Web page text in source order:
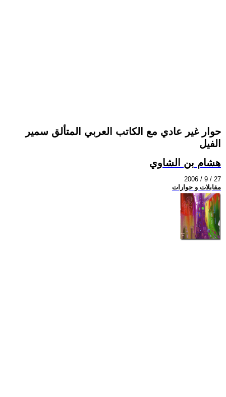
حوار غير عادي مع الكاتب العربي المتألق سمير
الفيل
هشام بن الشاوي
2006 / 9 / 27
مقابلات و حوارات